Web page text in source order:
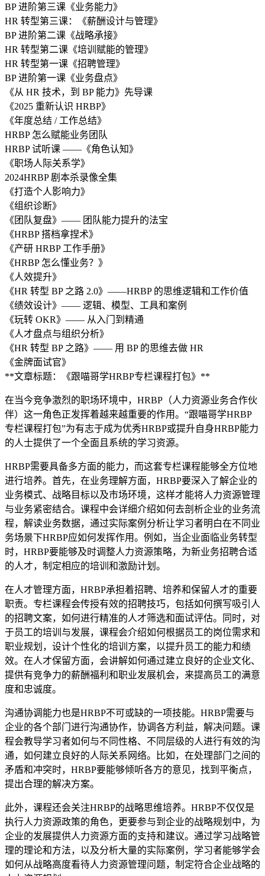
BP 进阶第三课《业务能力》
HR 转型第三课：《薪酬设计与管理》
BP 进阶第二课《战略承接》
HR 转型第二课《培训赋能的管理》
HR 转型第一课《招聘管理》
BP 进阶第一课《业务盘点》
《从 HR 技术，到 BP 能力》先导课
《2025 重新认识 HRBP》
《年度总结 / 工作总结》
HRBP 怎么赋能业务团队
HRBP 试听课 ——《角色认知》
《职场人际关系学》
2024HRBP 剧本杀录像全集
《打造个人影响力》
《组织诊断》
《团队复盘》—— 团队能力提升的法宝
《HRBP 搭档拿捏术》
《产研 HRBP 工作手册》
《HRBP 怎么懂业务？》
《人效提升》
《HR 转型 BP 之路 2.0》——HRBP 的思维逻辑和工作价值
《绩效设计》—— 逻辑、模型、工具和案例
《玩转 OKR》—— 从入门到精通
《人才盘点与组织分析》
《HR 转型 BP 之路》—— 用 BP 的思维去做 HR
《金牌面试官》
**文章标题：《跟喵哥学HRBP专栏课程打包》**
在当今竞争激烈的职场环境中，HRBP（人力资源业务合作伙
伴）这一角色正发挥着越来越重要的作用。“跟喵哥学HRBP
专栏课程打包”为有志于成为优秀HRBP或提升自身HRBP能力
的人士提供了一个全面且系统的学习资源。
HRBP需要具备多方面的能力，而这套专栏课程能够全方位地
进行培养。首先，在业务理解方面，HRBP要深入了解企业的
业务模式、战略目标以及市场环境，这样才能将人力资源管理
与业务紧密结合。课程中会详细介绍如何去剖析企业的业务流
程，解读业务数据，通过实际案例分析让学习者明白在不同业
务场景下HRBP应如何发挥作用。例如，当企业面临业务转型
时，HRBP要能够及时调整人力资源策略，为新业务招聘合适
的人才，制定相应的培训和激励计划。
在人才管理方面，HRBP承担着招聘、培养和保留人才的重要
职责。专栏课程会传授有效的招聘技巧，包括如何撰写吸引人
的招聘文案，如何进行精准的人才筛选和面试评估。同时，对
于员工的培训与发展，课程会介绍如何根据员工的岗位需求和
职业规划，设计个性化的培训方案，以提升员工的能力和绩
效。在人才保留方面，会讲解如何通过建立良好的企业文化、
提供有竞争力的薪酬福利和职业发展机会，来提高员工的满意
度和忠诚度。
沟通协调能力也是HRBP不可或缺的一项技能。HRBP需要与
企业的各个部门进行沟通协作，协调各方利益，解决问题。课
程会教导学习者如何与不同性格、不同层级的人进行有效的沟
通，如何建立良好的人际关系网络。比如，在处理部门之间的
矛盾和冲突时，HRBP要能够倾听各方的意见，找到平衡点，
提出合理的解决方案。
此外，课程还会关注HRBP的战略思维培养。HRBP不仅仅是
执行人力资源政策的角色，更要参与到企业的战略规划中，为
企业的发展提供人力资源方面的支持和建议。通过学习战略管
理的理论和方法，以及分析大量的实际案例，学习者能够学会
如何从战略高度看待人力资源管理问题，制定符合企业战略的